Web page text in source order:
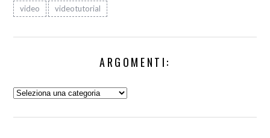
video
videotutorial
ARGOMENTI:
Argomenti: